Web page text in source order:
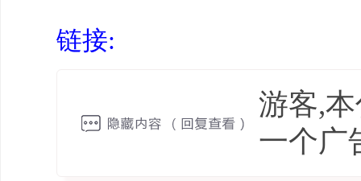
链接:
游客,
一个广